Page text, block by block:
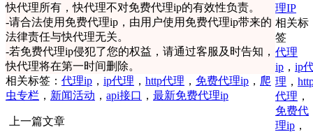
快代理所有，快代理不对免费代理ip的有效性负责。
-请合法使用免费代理ip，由用户使用免费代理ip带来的
法律责任与快代理无关。
-若免费代理ip侵犯了您的权益，请通过客服及时告知，
快代理将在第一时间删除。
相关标签： 代理ip ， ip代理 ， http代理 ， 免费代理ip ， 爬
虫专栏 ， 新闻活动 ， api接口 ， 最新免费代理ip
上一篇文章
理IP
相关标
签
代理
ip ， ip
理 ，
代理 ，
免费代
理ip ，